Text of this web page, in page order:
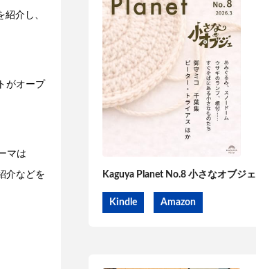
介し、
がオープ
マは
介などを Kaguya Planet No.8 小さなオブジェ
Kindle Amazon